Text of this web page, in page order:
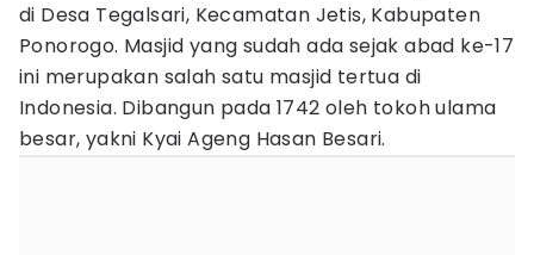
di Desa Tegalsari, Kecamatan Jetis, Kabupaten
Ponorogo. Masjid yang sudah ada sejak abad ke-17
ini merupakan salah satu masjid tertua di
Indonesia. Dibangun pada 1742 oleh tokoh ulama
besar, yakni Kyai Ageng Hasan Besari.